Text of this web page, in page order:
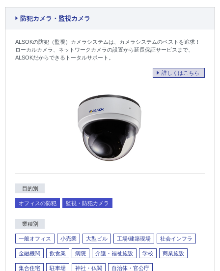
防犯カメラ・監視カメラ
ALSOKの防犯（監視）カメラシステムは、カメラシステムのベストを追求！
ローカルカメラ、ネットワークカメラの設置から延長保証サービスまで、
ALSOKだからできるトータルサポート。
詳しくはこちら
目的別
オフィスの防犯 監視・防犯カメラ
業種別
一般オフィス 小売業 大型ビル 工場/建築現場 社会インフラ
金融機関 飲食業 病院 介護・福祉施設 学校 商業施設
集合住宅 駐車場 神社・仏閣 自治体・官公庁